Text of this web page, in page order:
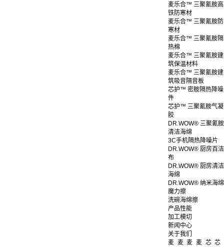
麦乐合™ 三聚氰胺高
铁防寒材
麦乐合™ 三聚氰胺防
寒材
麦乐合™ 三聚氰胺隔
热棉
麦乐合™ 三聚氰胺建
筑保温材料
麦乐合™ 三聚氰胺建
筑吸音隔音板
芯护™ 密胺隔热降噪
件
芯护™ 三聚氰胺气凝
胶
DR.WOW® 三聚氰胺
清洁海绵
3C手机隔热降噪片
DR.WOW® 厨房百洁
布
DR.WOW® 厨房清洁
海绵
DR.WOW® 纳米海绵
魔力擦
洗碗海绵擦
产品性能
加工模切
新闻中心
关于我们
麦 麦 麦 麦 芯 芯